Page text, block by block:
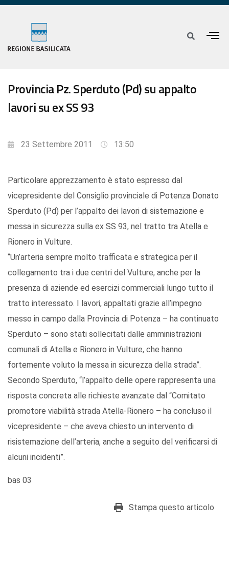
Provincia Pz. Sperduto (Pd) su appalto
lavori su ex SS 93
23 Settembre 2011 13:50
Particolare apprezzamento è stato espresso dal
vicepresidente del Consiglio provinciale di Potenza Donato
Sperduto (Pd) per l’appalto dei lavori di sistemazione e
messa in sicurezza sulla ex SS 93, nel tratto tra Atella e
Rionero in Vulture.
“Un’arteria sempre molto trafficata e strategica per il
collegamento tra i due centri del Vulture, anche per la
presenza di aziende ed esercizi commerciali lungo tutto il
tratto interessato. I lavori, appaltati grazie all’impegno
messo in campo dalla Provincia di Potenza – ha continuato
Sperduto – sono stati sollecitati dalle amministrazioni
comunali di Atella e Rionero in Vulture, che hanno
fortemente voluto la messa in sicurezza della strada”.
Secondo Sperduto, “l’appalto delle opere rappresenta una
risposta concreta alle richieste avanzate dal “Comitato
promotore viabilità strada Atella-Rionero – ha concluso il
vicepresidente – che aveva chiesto un intervento di
risistemazione dell’arteria, anche a seguito del verificarsi di
alcuni incidenti”.
bas 03
Stampa questo articolo